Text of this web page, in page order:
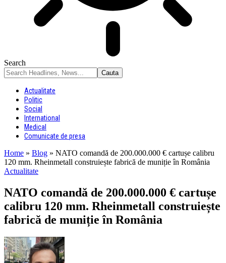
Search
Actualitate
Politic
Social
International
Medical
Comunicate de presa
Home » Blog » NATO comandă de 200.000.000 € cartușe calibru
120 mm. Rheinmetall construiește fabrică de muniție în România
Actualitate
NATO comandă de 200.000.000 € cartușe
calibru 120 mm. Rheinmetall construiește
fabrică de muniție în România